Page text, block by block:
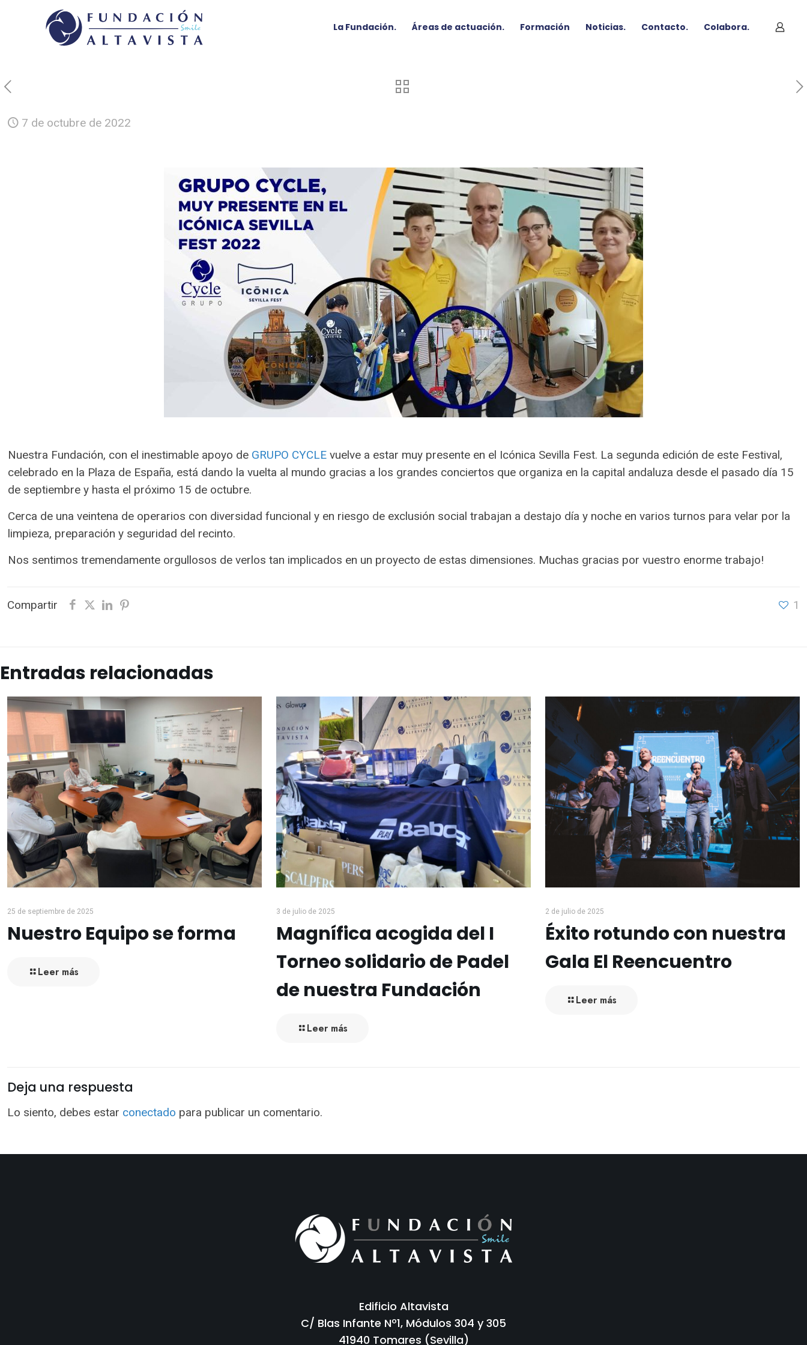
La Fundación. Áreas de actuación. Formación Noticias. Contacto. Colabora.
7 de octubre de 2022
Nuestra Fundación, con el inestimable apoyo de GRUPO CYCLE vuelve a estar muy presente en el Icónica Sevilla Fest. La segunda edición de este Festival,
celebrado en la Plaza de España, está dando la vuelta al mundo gracias a los grandes conciertos que organiza en la capital andaluza desde el pasado día 15
de septiembre y hasta el próximo 15 de octubre.
Cerca de una veintena de operarios con diversidad funcional y en riesgo de exclusión social trabajan a destajo día y noche en varios turnos para velar por la
limpieza, preparación y seguridad del recinto.
Nos sentimos tremendamente orgullosos de verlos tan implicados en un proyecto de estas dimensiones. Muchas gracias por vuestro enorme trabajo!
Compartir 1
Entradas relacionadas
25 de septiembre de 2025
Nuestro Equipo se forma
Leer más
3 de julio de 2025
Magnífica acogida del I
Torneo solidario de Padel
de nuestra Fundación
Leer más
2 de julio de 2025
Éxito rotundo con nuestra
Gala El Reencuentro
Leer más
Deja una respuesta
Lo siento, debes estar conectado para publicar un comentario.
Edificio Altavista
C/ Blas Infante Nº1, Módulos 304 y 305
41940 Tomares (Sevilla)